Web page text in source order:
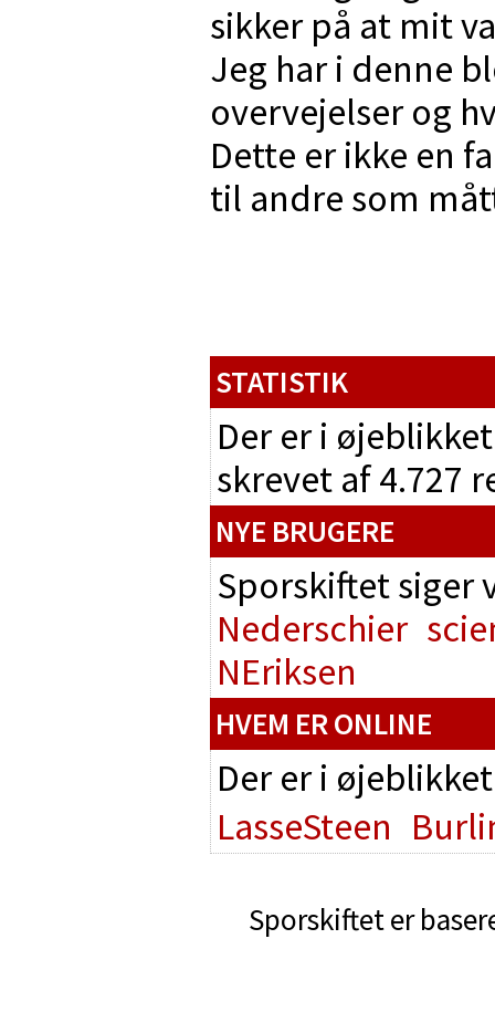
sikker på at mit
Jeg har i denne
overvejelser og
Dette er ikke en
til andre som
STATISTIK
Der er i
skrevet af 4.727
NYE BRUGERE
Sporskiftet
Nederschier
NEriksen
HVEM ER ONLINE
Der er i
LasseSteen
Sporskiftet er